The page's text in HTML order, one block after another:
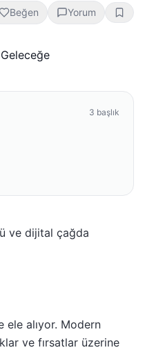
Beğen Yorum
3 başlık
ve dijital çağda
ele alıyor. Modern
ve fırsatlar üzerine